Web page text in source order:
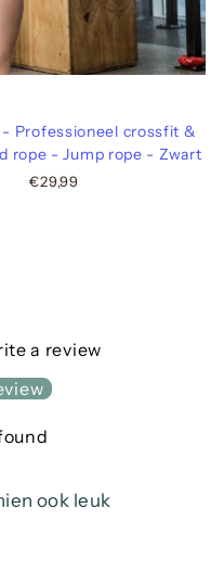
Professioneel crossfit &
rope - Jump rope - Zwart
€29,99
a review
ook leuk